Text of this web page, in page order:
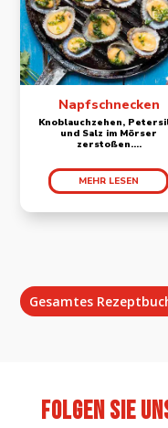
Napfschnecken
Knoblauchzehen,
und Salz im Mörser
zerstoßen....
MEHR LESEN
Gesamtes
Folgen Sie